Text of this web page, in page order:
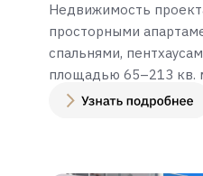
Недвижимость
просторными
спальнями,
площадью 65–213 кв.